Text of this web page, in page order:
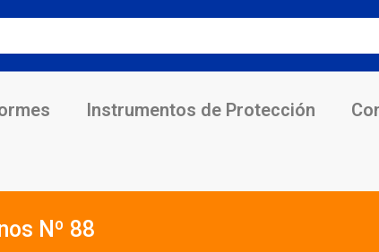
Instrumentos de Protección
Nº 88